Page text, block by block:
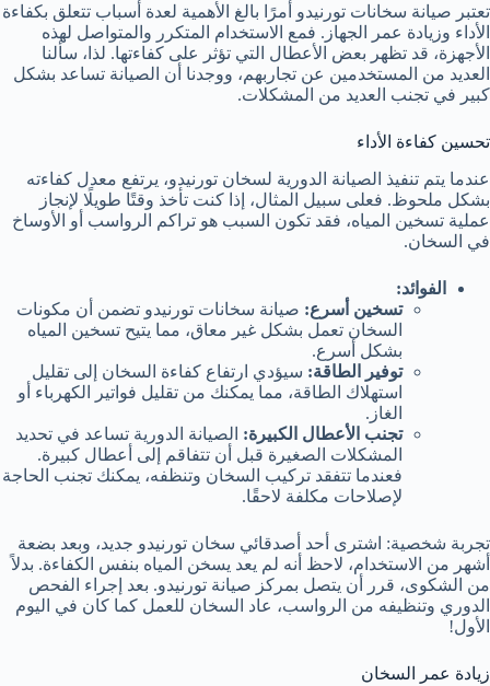
تعتبر صيانة سخانات تورنيدو أمرًا بالغ الأهمية لعدة أسباب تتعلق بكفاءة
الأداء وزيادة عمر الجهاز. فمع الاستخدام المتكرر والمتواصل لهذه
الأجهزة، قد تظهر بعض الأعطال التي تؤثر على كفاءتها. لذا، سألنا
العديد من المستخدمين عن تجاربهم، ووجدنا أن الصيانة تساعد بشكل
كبير في تجنب العديد من المشكلات.
تحسين كفاءة الأداء
عندما يتم تنفيذ الصيانة الدورية لسخان تورنيدو، يرتفع معدل كفاءته
بشكل ملحوظ. فعلى سبيل المثال، إذا كنت تأخذ وقتًا طويلًا لإنجاز
عملية تسخين المياه، فقد تكون السبب هو تراكم الرواسب أو الأوساخ
في السخان.
الفوائد:
تسخين أسرع: صيانة سخانات تورنيدو تضمن أن مكونات
السخان تعمل بشكل غير معاق، مما يتيح تسخين المياه
بشكل أسرع.
توفير الطاقة: سيؤدي ارتفاع كفاءة السخان إلى تقليل
استهلاك الطاقة، مما يمكنك من تقليل فواتير الكهرباء أو
الغاز.
تجنب الأعطال الكبيرة: الصيانة الدورية تساعد في تحديد
المشكلات الصغيرة قبل أن تتفاقم إلى أعطال كبيرة.
فعندما تتفقد تركيب السخان وتنظفه، يمكنك تجنب الحاجة
لإصلاحات مكلفة لاحقًا.
تجربة شخصية: اشترى أحد أصدقائي سخان تورنيدو جديد، وبعد بضعة
أشهر من الاستخدام، لاحظ أنه لم يعد يسخن المياه بنفس الكفاءة. بدلاً
من الشكوى، قرر أن يتصل بمركز صيانة تورنيدو. بعد إجراء الفحص
الدوري وتنظيفه من الرواسب، عاد السخان للعمل كما كان في اليوم
الأول!
زيادة عمر السخان